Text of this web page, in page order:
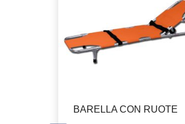
BARELLA CON RUOTE